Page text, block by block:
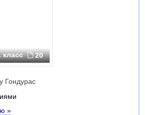
класс 20
Гондурас
»